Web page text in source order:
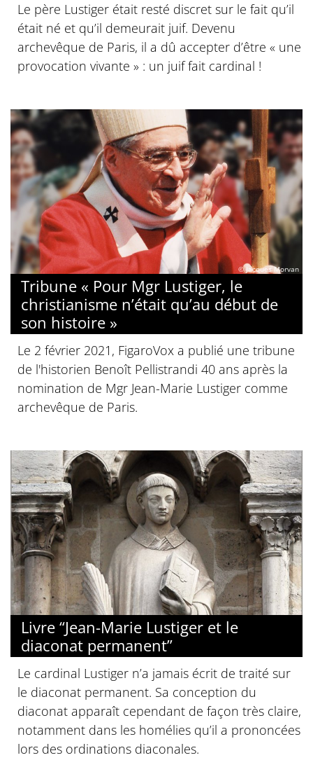
Le père Lustiger était resté discret sur le fait qu’il
était né et qu’il demeurait juif. Devenu
archevêque de Paris, il a dû accepter d’être « une
provocation vivante » : un juif fait cardinal !
© Jacques Morvan
Tribune « Pour Mgr Lustiger, le
christianisme n’était qu’au début de
son histoire »
Le 2 février 2021, FigaroVox a publié une tribune
de l'historien Benoît Pellistrandi 40 ans après la
nomination de Mgr Jean-Marie Lustiger comme
archevêque de Paris.
Livre “Jean-Marie Lustiger et le
diaconat permanent”
Le cardinal Lustiger n’a jamais écrit de traité sur
le diaconat permanent. Sa conception du
diaconat apparaît cependant de façon très claire,
notamment dans les homélies qu’il a prononcées
lors des ordinations diaconales.